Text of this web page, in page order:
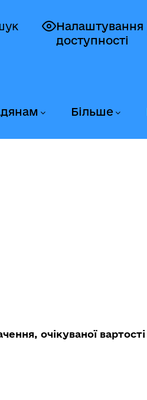
Налаштування
доступності
Більше
очікуваної вартості